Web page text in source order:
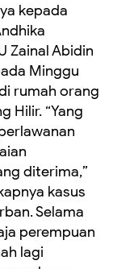
kepada
Zainal Abidin
Minggu
rumah orang
Hilir. “Yang
diterima,”
kasus
Selama
perempuan
lagi